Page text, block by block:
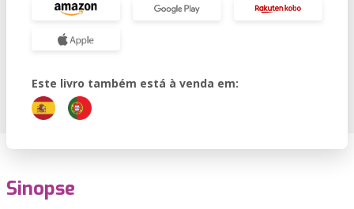
Este livro também está à venda em:
Sinopse